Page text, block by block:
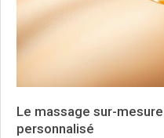
Le massage sur-
personnalisé